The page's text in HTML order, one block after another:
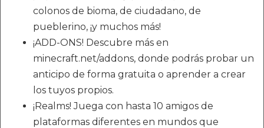
colonos de bioma, de ciudadano, de
pueblerino, ¡y muchos más!
¡ADD-ONS! Descubre más en
minecraft.net/addons, donde podrás probar un
anticipo de forma gratuita o aprender a crear
los tuyos propios.
¡Realms! Juega con hasta 10 amigos de
plataformas diferentes en mundos que